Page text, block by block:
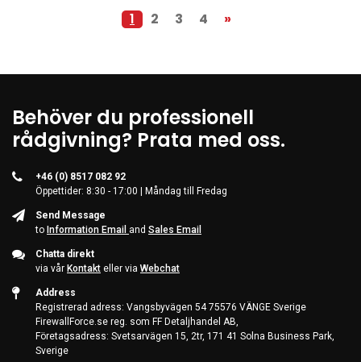
1 2 3 4 »
Behöver du professionell
rådgivning? Prata med oss.
+46 (0) 8517 082 92
Öppettider: 8:30 - 17:00 | Måndag till Fredag
Send Message
to Information Email and Sales Email
Chatta direkt
via vår Kontakt eller via Webchat
Address
Registrerad adress: Vangsbyvägen 54 75576 VÄNGE Sverige
FirewallForce.se reg. som FF Detaljhandel AB,
Företagsadress: Svetsarvägen 15, 2tr, 171 41 Solna Business Park,
Sverige